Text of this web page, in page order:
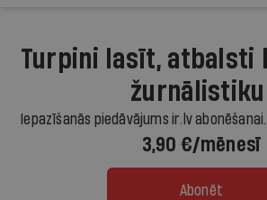
Turpini lasīt, atbalsti
Iepazīšanās piedāvājums ir.lv
3,90 €/mēnesī
Abonēt